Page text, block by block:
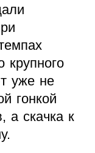
крупного
уже не
гонкой
а скачка к